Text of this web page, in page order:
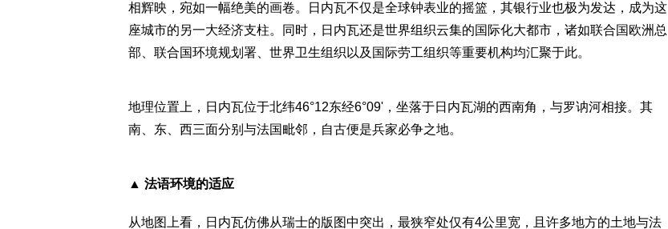
相辉映，宛如一幅绝美的画卷。日内瓦不仅是全球钟表业的摇篮，其银行业也极为发达，成为这
座城市的另一大经济支柱。同时，日内瓦还是世界组织云集的国际化大都市，诸如联合国欧洲总
部、联合国环境规划署、世界卫生组织以及国际劳工组织等重要机构均汇聚于此。
地理位置上，日内瓦位于北纬46°12东经6°09'，坐落于日内瓦湖的西南角，与罗讷河相接。其
南、东、西三面分别与法国毗邻，自古便是兵家必争之地。
▲ 法语环境的适应
从地图上看，日内瓦仿佛从瑞士的版图中突出，最狭窄处仅有4公里宽，且许多地方的土地与法